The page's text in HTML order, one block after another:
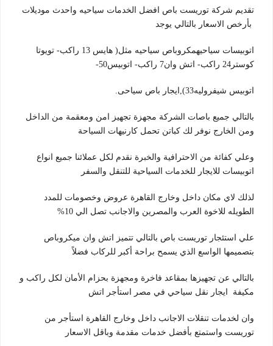
تقديم شركة توريست باص افضل الخدمات سياحيه واحدث موديلات
بأرخص الاسعار بالتالي يوجد
اتوبيسات سياحيهمكروباص سياحيه مثل( هايس 13 راكب- تويوتا
كوستر24 راكب- اتش وان7 راكب- اتوبيس50-
اتوبيس شيفروليه33),ايجار باص سياحى.
بالتالي جميع باصات الشركة مجهزة تجهيز امن ومعقمة من الداخل
ومن الخارج نوفر لك كباتن تحمل كارنيهات السياحة
وعلي كفائة من الاحترافية والخبرة نقدم لكل عملائنا جميع انواع
اتوبيسات للايجار للخدمات السياحية للتنقل والسفر
لذلك لاي مكان داخل وخارج القاهرة عروض وخصومات للمدد
الطويله للاخوة العرب والمصرين والاجانب تصل الي 10%
علي استئجار توريست باص بالتالي تتميز اتش وان ميكروباص
بتصميمها الواسع الذي يسمح براحة أكبر للركاب فضلاً
بالتالي عن تجهيزها بمقاعد فاخرة ومجهزة بحزام الأمان لكل راكب و
مكيفة ايجار نقل سياحي في مصر استأجر اتش
وان لخدمات تنقلات الاجانب داخل وخارج القاهرة استأجر من
توريست واستمتع بأفضل خدمات مقدمة وباقل الاسعار